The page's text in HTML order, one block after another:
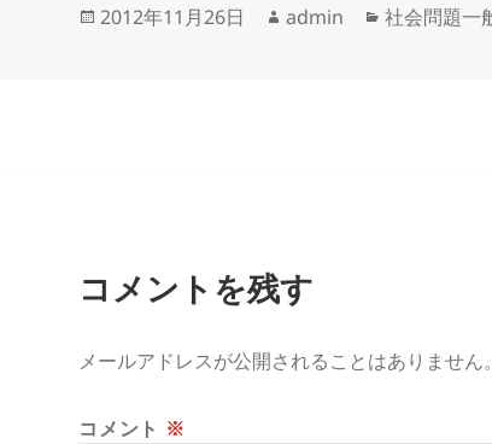
投
2012年11月26日
作
admin
カ
社会問題一
コメントを残す
メールアドレスが公開されることはありません
コメント ※